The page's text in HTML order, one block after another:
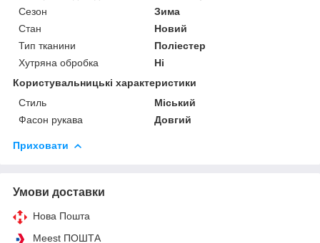
Сезон
Зима
Стан
Новий
Тип тканини
Поліестер
Хутряна обробка
Ні
Користувальницькі характеристики
Стиль
Міський
Фасон рукава
Довгий
Приховати
Умови доставки
Нова Пошта
Meest ПОШТА